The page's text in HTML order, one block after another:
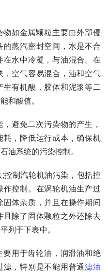
如金属颗粒主要由外部侵
的蒸汽密封空间，水是不合
水中冷凝，与油混合。在
空气容易混合，油和空气
有机酸，胶体和泥浆等二
和酸值。
避免二次污染物的产生，
，降低运行成本，确保机
油系统的污染控制。
控制汽轮机油污染，包括控
控制。在涡轮机油生产过
体杂质，并且在操作期间
除了固体颗粒之外还除去
列于下表中。
要用于齿轮油，润滑油和绝
滤，特别是不能用普通滤油